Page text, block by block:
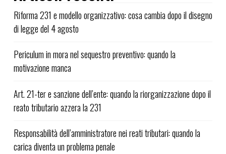
Riforma 231 e modello organizzativo: cosa cambia dopo il disegno
di legge del 4 agosto
Periculum in mora nel sequestro preventivo: quando la
motivazione manca
Art. 21-ter e sanzione dell’ente: quando la riorganizzazione dopo il
reato tributario azzera la 231
Responsabilità dell’amministratore nei reati tributari: quando la
carica diventa un problema penale